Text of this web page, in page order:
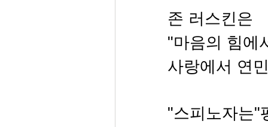
존 러스킨은
"마음의 힘에
사랑에서 연
"스피노자는"